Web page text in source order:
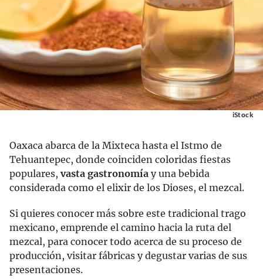
iStock
Oaxaca abarca de la Mixteca hasta el Istmo de
Tehuantepec, donde coinciden coloridas fiestas
populares, vasta gastronomía y una bebida
considerada como el elixir de los Dioses, el mezcal.
Si quieres conocer más sobre este tradicional trago
mexicano, emprende el camino hacia la ruta del
mezcal, para conocer todo acerca de su proceso de
producción, visitar fábricas y degustar varias de sus
presentaciones.